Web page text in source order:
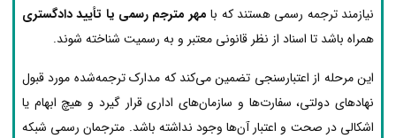
نیازمند ترجمه رسمی هستند که با مهر مترجم رسمی یا تأیید دادگستری
همراه باشد تا اسناد از نظر قانونی معتبر و به رسمیت شناخته شوند.
این مرحله از اعتبارسنجی تضمین می‌کند که مدارک ترجمه‌شده مورد قبول
نهادهای دولتی، سفارت‌ها و سازمان‌های اداری قرار گیرد و هیچ ابهام یا
اشکالی در صحت و اعتبار آن‌ها وجود نداشته باشد. مترجمان رسمی شبکه